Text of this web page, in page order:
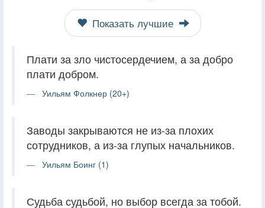
Показать лучшие
Плати за зло чистосердечием, а за добро
плати добром.
Уильям Фолкнер (20+)
Заводы закрываются не из-за плохих
сотрудников, а из-за глупых начальников.
Уильям Боинг (1)
Судьба судьбой, но выбор всегда за тобой.